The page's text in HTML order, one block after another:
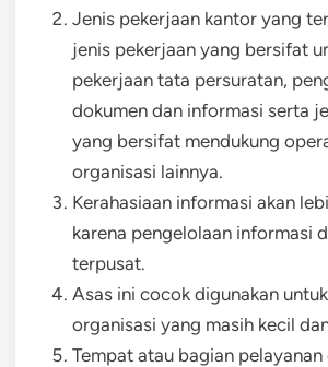
Jenis pekerjaan kantor yang
jenis pekerjaan yang bersifat
pekerjaan tata persuratan,
dokumen dan informasi serta
yang bersifat mendukung
organisasi lainnya.
Kerahasiaan informasi akan
karena pengelolaan informasi
terpusat.
Asas ini cocok digunakan
organisasi yang masih kecil
Tempat atau bagian pelayanan